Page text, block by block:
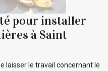
pour installer
à Saint
laisser le travail concernant le